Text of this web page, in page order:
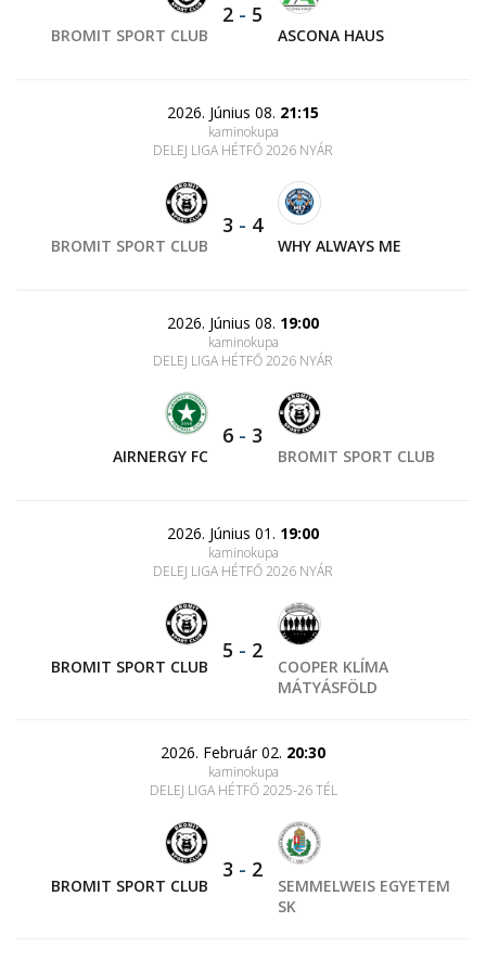
BROMIT SPORT CLUB
2 - 5
ASCONA HAUS
2026. Június 08. 21:15
kaminokupa
DELEJ LIGA HÉTFŐ 2026 NYÁR
BROMIT SPORT CLUB
3 - 4
WHY ALWAYS ME
2026. Június 08. 19:00
kaminokupa
DELEJ LIGA HÉTFŐ 2026 NYÁR
AIRNERGY FC
6 - 3
BROMIT SPORT CLUB
2026. Június 01. 19:00
kaminokupa
DELEJ LIGA HÉTFŐ 2026 NYÁR
BROMIT SPORT CLUB
5 - 2
COOPER KLÍMA
MÁTYÁSFÖLD
2026. Február 02. 20:30
kaminokupa
DELEJ LIGA HÉTFŐ 2025-26 TÉL
BROMIT SPORT CLUB
3 - 2
SEMMELWEIS EGYETEM
SK